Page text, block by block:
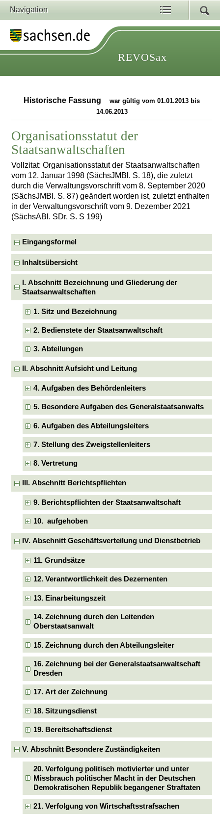
Navigation
REVOSax
Historische Fassung
war gültig vom 01.01.2013 bis
14.06.2013
Organisationsstatut der
Staatsanwaltschaften
Vollzitat: Organisationsstatut der Staatsanwaltschaften
vom 12. Januar 1998 (SächsJMBl. S. 18), die zuletzt
durch die Verwaltungsvorschrift vom 8. September 2020
(SächsJMBl. S. 87) geändert worden ist, zuletzt enthalten
in der Verwaltungsvorschrift vom 9. Dezember 2021
(SächsABl. SDr. S. S 199)
Eingangsformel
Inhaltsübersicht
I. Abschnitt Bezeichnung und Gliederung der
Staatsanwaltschaften
1. Sitz und Bezeichnung
2. Bedienstete der Staatsanwaltschaft
3. Abteilungen
II. Abschnitt Aufsicht und Leitung
4. Aufgaben des Behördenleiters
5. Besondere Aufgaben des Generalstaatsanwalts
6. Aufgaben des Abteilungsleiters
7. Stellung des Zweigstellenleiters
8. Vertretung
III. Abschnitt Berichtspflichten
9. Berichtspflichten der Staatsanwaltschaft
10. aufgehoben
IV. Abschnitt Geschäftsverteilung und Dienstbetrieb
11. Grundsätze
12. Verantwortlichkeit des Dezernenten
13. Einarbeitungszeit
14. Zeichnung durch den Leitenden
Oberstaatsanwalt
15. Zeichnung durch den Abteilungsleiter
16. Zeichnung bei der Generalstaatsanwaltschaft
Dresden
17. Art der Zeichnung
18. Sitzungsdienst
19. Bereitschaftsdienst
V. Abschnitt Besondere Zuständigkeiten
20. Verfolgung politisch motivierter und unter
Missbrauch politischer Macht in der Deutschen
Demokratischen Republik begangener Straftaten
21. Verfolgung von Wirtschaftsstrafsachen